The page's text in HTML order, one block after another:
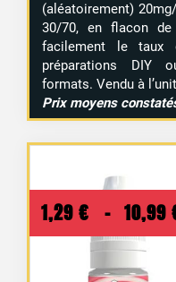
(aléatoirement)
30/70, en flacon
facilement le taux
préparations DIY
formats. Vendu à
Prix moyens
1,29 € – 10,99